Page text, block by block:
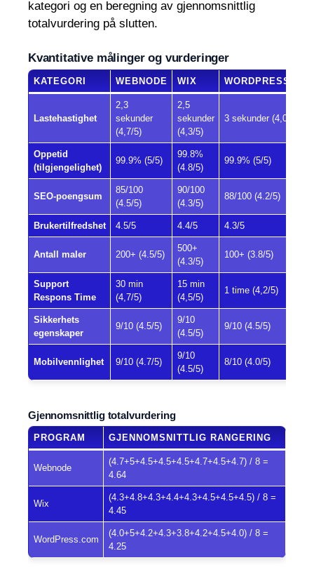
kategori og en beregning av gjennomsnittlig
totalvurdering på slutten.
Kvantitative målinger og vurderinger
KATEGORI WEBNODE WIX
Lastehastighet
2,3
sekunder
(4,7/5)
2,5
sekunder
(4,3/5)
3 sekunder (4,0/5)
Oppetid
(tilgjengelighet)
99.9% (5/5)
99.8%
(4.8/5)
99.9% (5/5)
SEO-poengsum
85/100
(4.5/5)
90/100
(4.3/5)
88/100 (4.2/5)
Brukertilfredshet 4.5/5 4.4/5 4.3/5
Antall maler 200+ (4.5/5)
500+
(4.3/5)
100+ (3.8/5)
Support
Respons Time
30 min
(4,7/5)
15 min
(4,5/5)
1 time (4,2/5)
Sikkerhets
egenskaper
9/10 (4.5/5)
9/10
(4.5/5)
9/10 (4.5/5)
Mobilvennlighet 9/10 (4.7/5)
9/10
(4.5/5)
8/10 (4.0/5)
Gjennomsnittlig totalvurdering
PROGRAM GJENNOMSNITTLIG RANGERING
Webnode
(4.7+5+4.5+4.5+4.5+4.7+4.5+4.7) / 8 =
4.64
Wix
(4.3+4.8+4.3+4.4+4.3+4.5+4.5+4.5) / 8 =
4.45
WordPress.com
(4.0+5+4.2+4.3+3.8+4.2+4.5+4.0) / 8 =
4.25